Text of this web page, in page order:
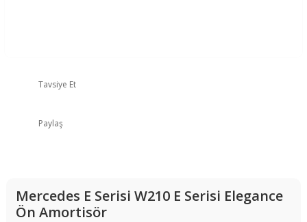
Tavsiye Et
Paylaş
Mercedes E Serisi W210 E Serisi Elegance
Ön Amortisör